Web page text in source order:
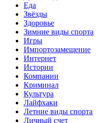
Еда
Звёзды
Здоровье
Зимние виды спорта
Игры
Импортозамещение
Интернет
Истории
Компании
Криминал
Культура
Лайфхаки
Летние виды спорта
Личный счет